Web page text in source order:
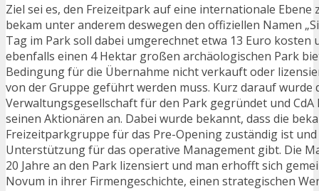
Ziel sei es, den Freizeitpark auf eine internationale Ebene
bekam unter anderem deswegen den offiziellen Namen
Tag im Park soll dabei umgerechnet etwa 13 Euro kosten
ebenfalls einen 4 Hektar großen archäologischen Park
Bedingung für die Übernahme nicht verkauft oder
von der Gruppe geführt werden muss. Kurz darauf wurde
Verwaltungsgesellschaft für den Park gegründet und
seinen Aktionären an. Dabei wurde bekannt, dass die
Freizeitparkgruppe für das Pre-Opening zuständig ist
Unterstützung für das operative Management gibt. Die
20 Jahre an den Park lizensiert und man erhofft sich
Novum in ihrer Firmengeschichte, einen strategischen